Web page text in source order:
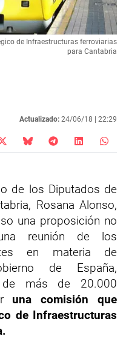
de Infraestructuras ferroviarias
para Cantabria
Actualizado: 24/06/18 | 22:29
de los Diputados de
Rosana Alonso,
una proposición no
reunión de los
en materia de
de España,
de más de 20.000
una comisión que
de Infraestructuras